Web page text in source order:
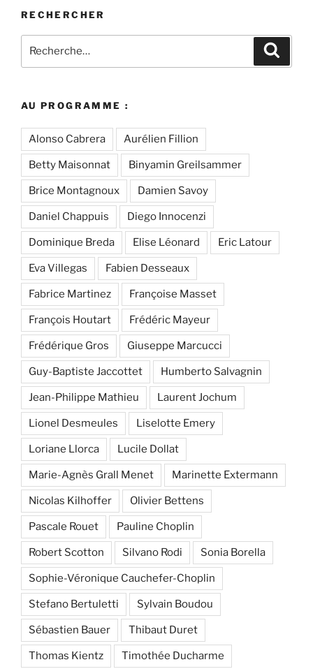
RECHERCHER
pour
AU PROGRAMME :
Alonso Cabrera Aurélien Fillion
Betty Maisonnat Binyamin Greilsammer
Brice Montagnoux Damien Savoy
Daniel Chappuis Diego Innocenzi
Dominique Breda Elise Léonard Eric Latour
Eva Villegas Fabien Desseaux
Fabrice Martinez Françoise Masset
François Houtart Frédéric Mayeur
Frédérique Gros Giuseppe Marcucci
Guy-Baptiste Jaccottet Humberto Salvagnin
Jean-Philippe Mathieu Laurent Jochum
Lionel Desmeules Liselotte Emery
Loriane Llorca Lucile Dollat
Marie-Agnès Grall Menet Marinette Extermann
Nicolas Kilhoffer Olivier Bettens
Pascale Rouet Pauline Choplin
Robert Scotton Silvano Rodi Sonia Borella
Sophie-Véronique Cauchefer-Choplin
Stefano Bertuletti Sylvain Boudou
Sébastien Bauer Thibaut Duret
Thomas Kientz Timothée Ducharme